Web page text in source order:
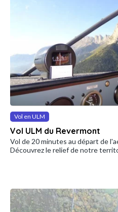
Vol en ULM
Vol ULM du Revermont
Vol de 20 minutes au départ de
Découvrez le relief de notre